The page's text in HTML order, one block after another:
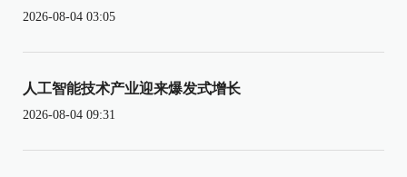
2026-08-04 03:05
人工智能技术产业迎来爆发式增长
2026-08-04 09:31